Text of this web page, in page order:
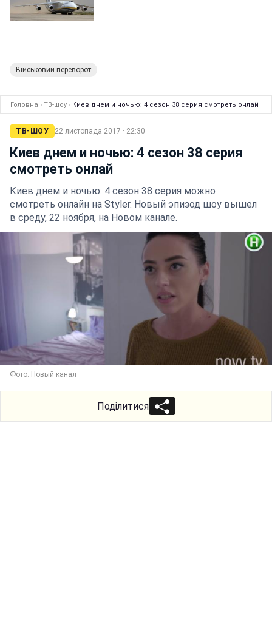
Військовий переворот
Головна › ТВ-шоу › Киев днем и ночью: 4 сезон 38 серия смотреть онлай
ТВ-ШОУ 22 листопада 2017 · 22:30
Киев днем и ночью: 4 сезон 38 серия
смотреть онлай
Киев днем и ночью: 4 сезон 38 серия можно
смотреть онлайн на Styler. Новый эпизод шоу вышел
в среду, 22 ноября, на Новом канале.
Фото: Новый канал
Поділитися